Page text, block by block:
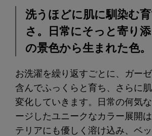
洗うほどに肌に馴染む
さ。日常にそっと寄り
の景色から生まれた色。
お洗濯を繰り返すごとに、ガー
含んでふっくらと育ち、さらに
変化していきます。日常の何気
ージしたユニークなカラー展開
テリアにも優しく溶け込み、ベ